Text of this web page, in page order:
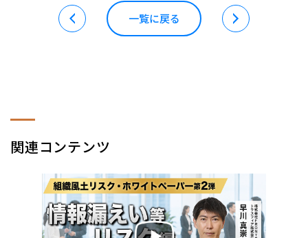
一覧に戻る
関連コンテンツ